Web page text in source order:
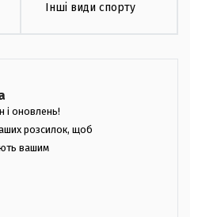
Інші види спорту
і оновлень!
розсилок, щоб
вашим